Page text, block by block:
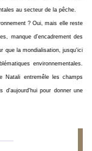
au secteur de la pêche.
? Oui, mais elle reste
manque d'encadrement des
que la mondialisation, jusqu'ici
environnementales.
Natali entremêle les champs
d'aujourd'hui pour donner une